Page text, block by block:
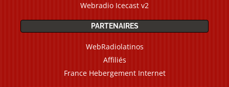
Webradio Icecast v2
PARTENAIRES
WebRadiolatinos
Affiliés
France Hebergement Internet